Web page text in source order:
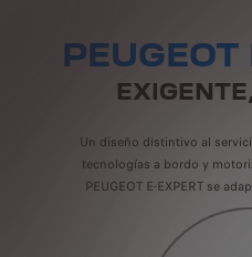
Un diseño distintivo al
tecnologías a bordo y
PEUGEOT E-EXPERT se